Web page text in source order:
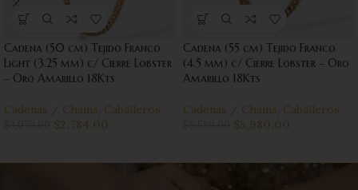
Cadena (50 cm) Tejido Franco
Light (3.25 mm) c/ Cierre Lobster
– Oro Amarillo 18Kts
Cadenas / Chains, Caballeros
$2,784.00
Cadena (55 cm) Tejido Franco
(4.5 mm) c/ Cierre Lobster – Oro
Amarillo 18Kts
Cadenas / Chains, Caballeros
$5,980.00